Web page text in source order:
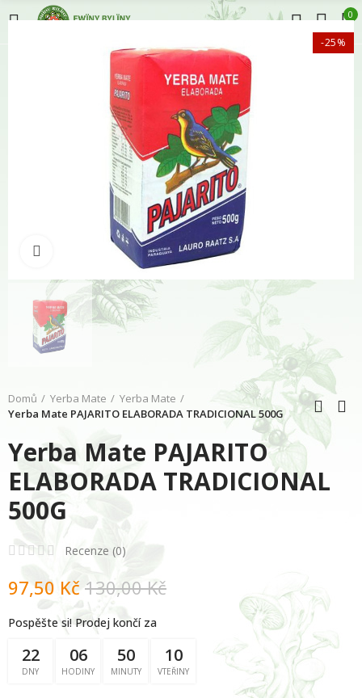
0
-25%
Klikněte pro zvětšení
Domů Yerba Mate
Yerba Mate
Yerba Mate PAJARITO ELABORADA TRADICIONAL 500G
Yerba Mate PAJARITO
ELABORADA TRADICIONAL
500G
Recenze (0)
97,50 Kč 130,00 Kč
Pospěšte si! Prodej končí za
22
DNY
06
HODINY
50
MINUTY
09
VTEŘINY